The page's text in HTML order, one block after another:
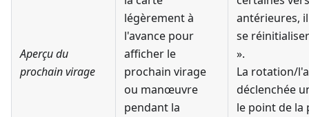
Aperçu du
prochain virage
légèrement à
l'avance pour
afficher le
prochain virage
ou manœuvre
pendant la
antérieures,
se
».
La rotation/
déclenchée
le point de la